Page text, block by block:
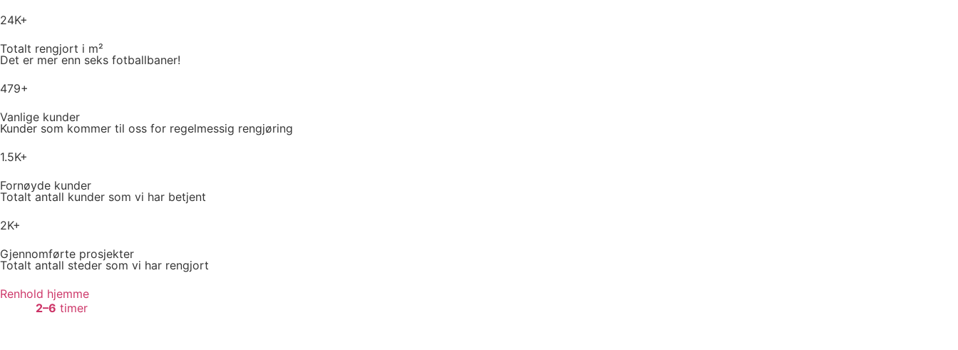
24K+
Totalt rengjort i m²
Det er mer enn seks fotballbaner!
479+
Vanlige kunder
Kunder som kommer til oss for regelmessig rengjøring
1.5K+
Fornøyde kunder
Totalt antall kunder som vi har betjent
2K+
Gjennomførte prosjekter
Totalt antall steder som vi har rengjort
Renhold hjemme
2–6 timer